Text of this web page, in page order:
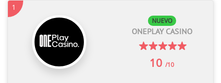
1
NUEVO
ONEPLAY CASINO
10 /10